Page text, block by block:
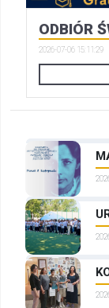
ODBIÓR
2026-07-06 15:11:29